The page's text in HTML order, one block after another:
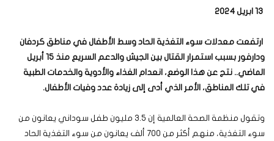
ارتفعت معدلات سوء التغذية الحاد وسط الأطفال في مناطق كردفان
ودارفور بسبب استمرار القتال بين الجيش والدعم السريع منذ 15 أبريل
الماضي.. نتج عن هذا الوضع، انعدام الغذاء والأدوية والخدمات الطبية
في تلك المناطق، الأمر الذي أدى إلى زيادة عدد وفيات الأطفال.
وتقول منظمة الصحة العالمية إن 3.5 مليون طفل سوداني يعانون من
سوء التغذية، منهم أكثر من 700 ألف يعانون من سوء التغذية الحاد